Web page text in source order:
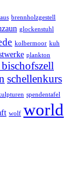
brennholzgestell
glockenstuhl
kolbermoor kuh
plankton
schellenkurs
spendentafel
wolf world